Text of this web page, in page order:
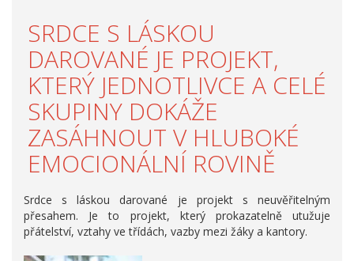
SRDCE S LÁSKOU
DAROVANÉ JE PROJEKT,
KTERÝ JEDNOTLIVCE A CELÉ
SKUPINY DOKÁŽE
ZASÁHNOUT V HLUBOKÉ
EMOCIONÁLNÍ ROVINĚ
Srdce s láskou darované je projekt s neuvěřitelným
přesahem. Je to projekt, který prokazatelně utužuje
přátelství, vztahy ve třídách, vazby mezi žáky a kantory.